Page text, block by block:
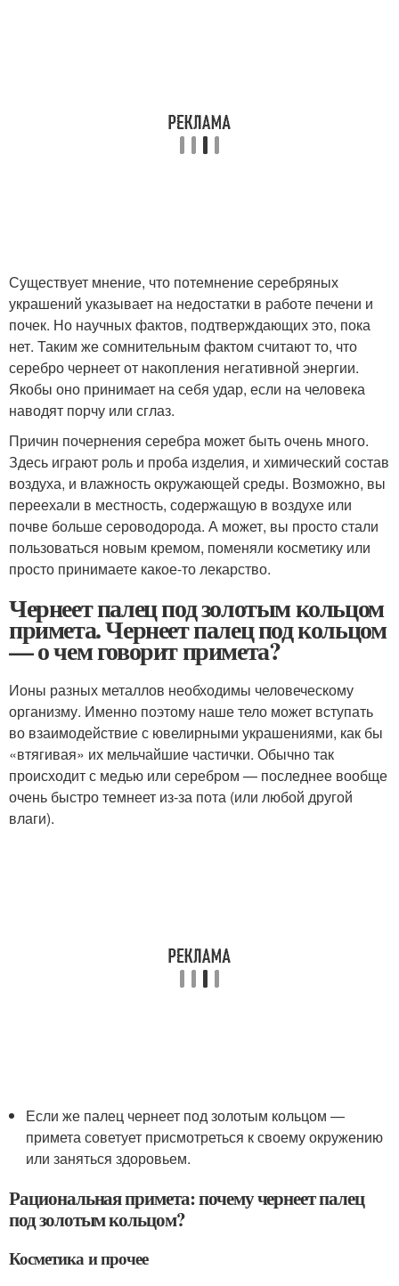
Существует мнение, что потемнение серебряных
украшений указывает на недостатки в работе печени и
почек. Но научных фактов, подтверждающих это, пока
нет. Таким же сомнительным фактом считают то, что
серебро чернеет от накопления негативной энергии.
Якобы оно принимает на себя удар, если на человека
наводят порчу или сглаз.
Причин почернения серебра может быть очень много.
Здесь играют роль и проба изделия, и химический состав
воздуха, и влажность окружающей среды. Возможно, вы
переехали в местность, содержащую в воздухе или
почве больше сероводорода. А может, вы просто стали
пользоваться новым кремом, поменяли косметику или
просто принимаете какое-то лекарство.
Чернеет палец под золотым кольцом
примета. Чернеет палец под кольцом
— о чем говорит примета?
Ионы разных металлов необходимы человеческому
организму. Именно поэтому наше тело может вступать
во взаимодействие с ювелирными украшениями, как бы
«втягивая» их мельчайшие частички. Обычно так
происходит с медью или серебром — последнее вообще
очень быстро темнеет из-за пота (или любой другой
влаги).
Если же палец чернеет под золотым кольцом —
примета советует присмотреться к своему окружению
или заняться здоровьем.
Рациональная примета: почему чернеет палец
под золотым кольцом?
Косметика и прочее